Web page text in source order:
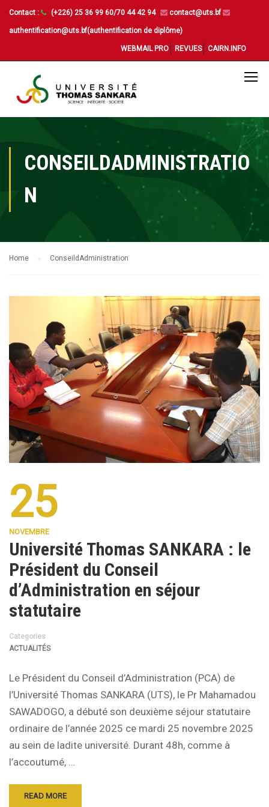
Contact : (+226) 25 36 99 60/70 44 42 94 contact@uts.bf
authentification@uts.bf(authentification de diplôme)
WEBMAIL PRO REVUES CAIRN.INFO
CONSEILDADMINISTRATIO
N
Home ConseildAdministration
25
NOVEMBRE
Université Thomas SANKARA : le
Président du Conseil
d’Administration en séjour
statutaire
Categories
ACTUALITÉS
Le Président du Conseil d’Administration (PCA) de
l’Université Thomas SANKARA (UTS), le Pr Mahamadou
SAWADOGO, a débuté son deuxième séjour statutaire
ordinaire de l’année 2025 ce mardi 25 novembre 2025
au sein de ladite université. Durant 48h, comme à
l’accoutumé, …
READ MORE